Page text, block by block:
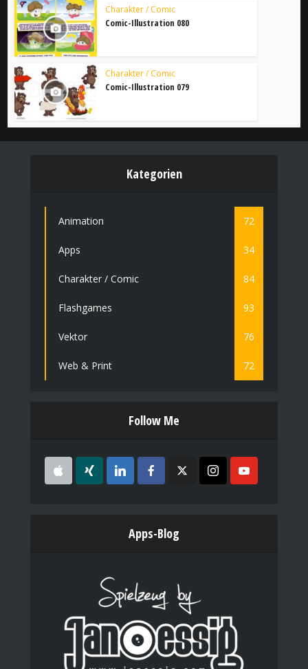
Charakter / Comic
Comic-Illustration 080
Charakter / Comic
Comic-Illustration 079
Kategorien
Animation 72
Apps 34
Charakter / Comic 84
Flashgames 93
Vektor 76
Web & Print 72
Follow Me
Apps-Blog